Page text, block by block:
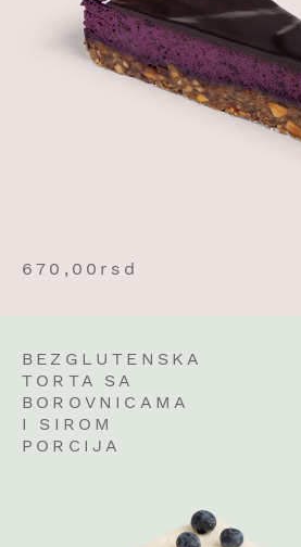
670,00 rsd
BEZGLUTENSKA
TORTA SA
BOROVNICAMA
I SIROM
PORCIJA